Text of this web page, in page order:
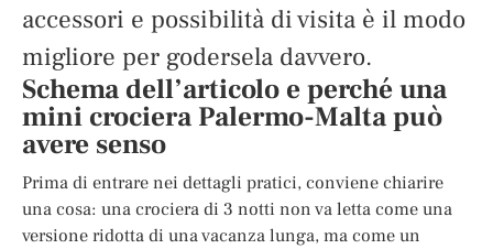
accessori e possibilità di visita è il modo
migliore per godersela davvero.
Schema dell’articolo e perché una
mini crociera Palermo-Malta può
avere senso
Prima di entrare nei dettagli pratici, conviene chiarire
una cosa: una crociera di 3 notti non va letta come una
versione ridotta di una vacanza lunga, ma come un